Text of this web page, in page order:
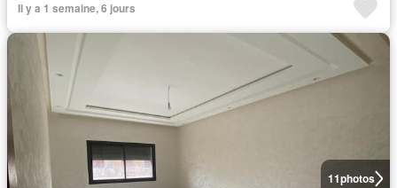
Il y a 1 semaine, 6 jours
11photos